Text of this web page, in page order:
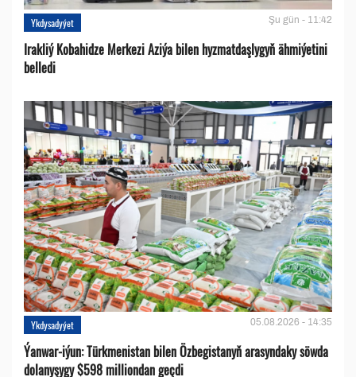
Ykdysadyýet Şu gün - 11:42
Irakliý Kobahidze Merkezi Aziýa bilen hyzmatdaşlygyň ähmiýetini
belledi
Ykdysadyýet 05.08.2026 - 14:35
Ýanwar-iýun: Türkmenistan bilen Özbegistanyň arasyndaky söwda
dolanyşygy $598 milliondan geçdi